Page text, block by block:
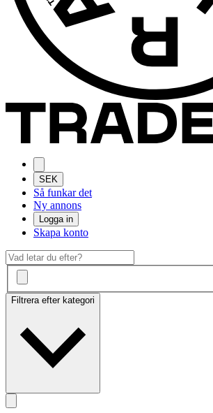
SEK
Så funkar det
Ny annons
Logga in
Skapa konto
Filtrera efter kategori